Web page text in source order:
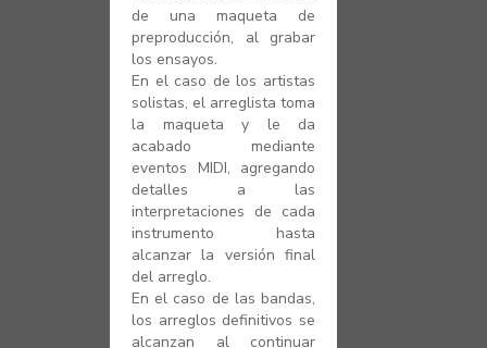
de una maqueta de
preproducción, al grabar
los ensayos.
En el caso de los artistas
solistas, el arreglista toma
la maqueta y le da
acabado mediante
eventos MIDI, agregando
detalles a las
interpretaciones de cada
instrumento hasta
alcanzar la versión final
del arreglo.
En el caso de las bandas,
los arreglos definitivos se
alcanzan al continuar